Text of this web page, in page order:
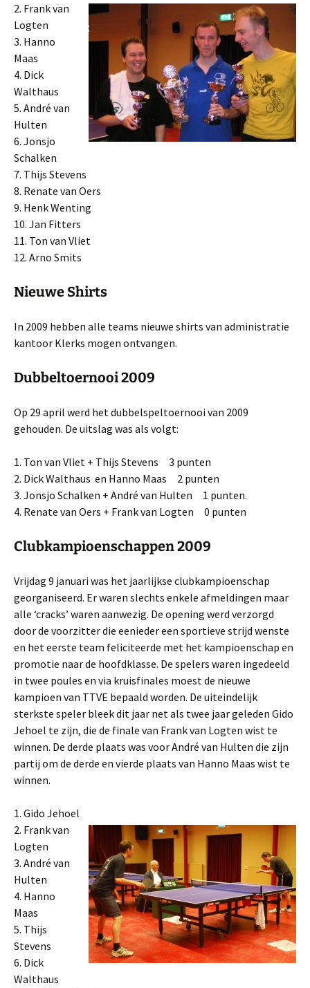
2. Frank van
Logten
3. Hanno
Maas
4. Dick
Walthaus
5. André van
Hulten
6. Jonsjo
Schalken
7. Thijs Stevens
8. Renate van Oers
9. Henk Wenting
10. Jan Fitters
11. Ton van Vliet
12. Arno Smits
Nieuwe Shirts
In 2009 hebben alle teams nieuwe shirts van administratie
kantoor Klerks mogen ontvangen.
Dubbeltoernooi 2009
Op 29 april werd het dubbelspeltoernooi van 2009
gehouden. De uitslag was als volgt:
1. Ton van Vliet + Thijs Stevens 3 punten
2. Dick Walthaus en Hanno Maas 2 punten
3. Jonsjo Schalken + André van Hulten 1 punten.
4. Renate van Oers + Frank van Logten 0 punten
Clubkampioenschappen 2009
Vrijdag 9 januari was het jaarlijkse clubkampioenschap
georganiseerd. Er waren slechts enkele afmeldingen maar
alle ‘cracks’ waren aanwezig. De opening werd verzorgd
door de voorzitter die eenieder een sportieve strijd wenste
en het eerste team feliciteerde met het kampioenschap en
promotie naar de hoofdklasse. De spelers waren ingedeeld
in twee poules en via kruisfinales moest de nieuwe
kampioen van TTVE bepaald worden. De uiteindelijk
sterkste speler bleek dit jaar net als twee jaar geleden Gido
Jehoel te zijn, die de finale van Frank van Logten wist te
winnen. De derde plaats was voor André van Hulten die zijn
partij om de derde en vierde plaats van Hanno Maas wist te
winnen.
1. Gido Jehoel
2. Frank van
Logten
3. André van
Hulten
4. Hanno
Maas
5. Thijs
Stevens
6. Dick
Walthaus